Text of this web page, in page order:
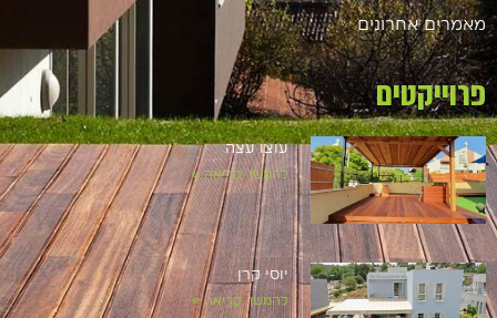
מאמרים אחרונים
פרוייקטים
עוצו עצה
להמשך קריאה »
יוסי קרן
להמשך קריאה »